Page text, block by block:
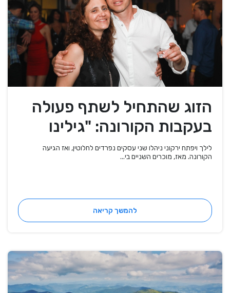
הזוג שהתחיל לשתף פעולה
בעקבות הקורונה: "גילינו
שהמוצרים שלנו משלימים"
לילך ויפתח ירקוני ניהלו שני עסקים נפרדים לחלוטין, ואז הגיעה
הקורונה. מאז, מוכרים השניים בי...
להמשך קריאה